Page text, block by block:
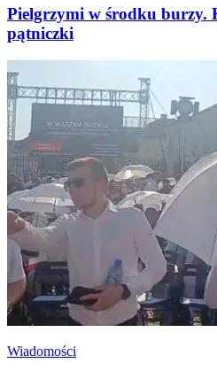
Pielgrzymi w środku burzy.
pątniczki
Wiadomości